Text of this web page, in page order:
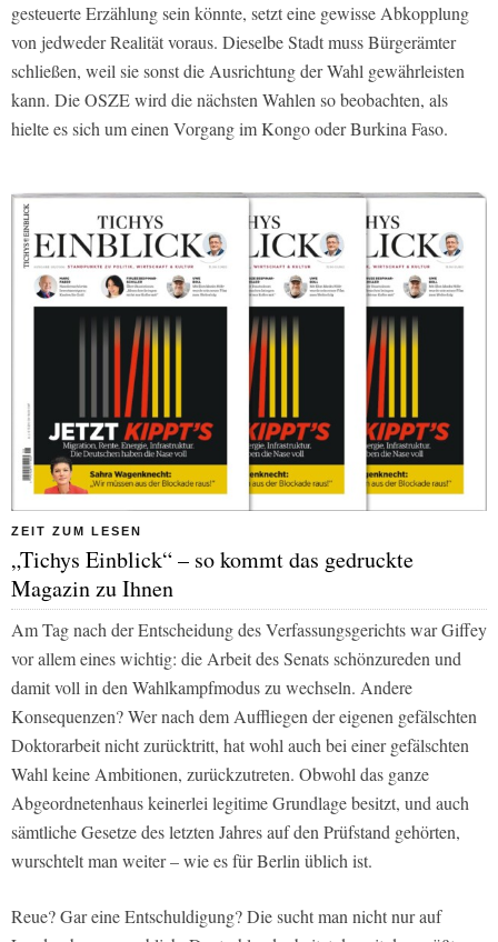
gesteuerte Erzählung sein könnte, setzt eine gewisse Abkopplung
von jedweder Realität voraus. Dieselbe Stadt muss Bürgerämter
schließen, weil sie sonst die Ausrichtung der Wahl gewährleisten
kann. Die OSZE wird die nächsten Wahlen so beobachten, als
hielte es sich um einen Vorgang im Kongo oder Burkina Faso.
ZEIT ZUM LESEN
„Tichys Einblick“ – so kommt das gedruckte
Magazin zu Ihnen
Am Tag nach der Entscheidung des Verfassungsgerichts war Giffey
vor allem eines wichtig: die Arbeit des Senats schönzureden und
damit voll in den Wahlkampfmodus zu wechseln. Andere
Konsequenzen? Wer nach dem Auffliegen der eigenen gefälschten
Doktorarbeit nicht zurücktritt, hat wohl auch bei einer gefälschten
Wahl keine Ambitionen, zurückzutreten. Obwohl das ganze
Abgeordnetenhaus keinerlei legitime Grundlage besitzt, und auch
sämtliche Gesetze des letzten Jahres auf den Prüfstand gehörten,
wurschtelt man weiter – wie es für Berlin üblich ist.
Reue? Gar eine Entschuldigung? Die sucht man nicht nur auf